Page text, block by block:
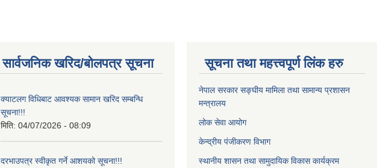
सार्वजनिक खरिद/बोलपत्र सूचना
क्याटलग विधिबाट आवश्यक सामान खरिद सम्बन्धि
सूचना!!!
मिति: 04/07/2026 - 08:09
दरभाउपत्र स्वीकृत गर्ने आशयको सूचना!!!
सूचना तथा महत्त्वपूर्ण लिंक हरु
नेपाल सरकार सङ्घीय मामिला तथा सामान्य प्रशासन
मन्त्रालय
लोक सेवा आयोग
केन्द्रीय पंजीकरण विभाग
स्थानीय शासन तथा सामुदायिक विकास कार्यक्रम